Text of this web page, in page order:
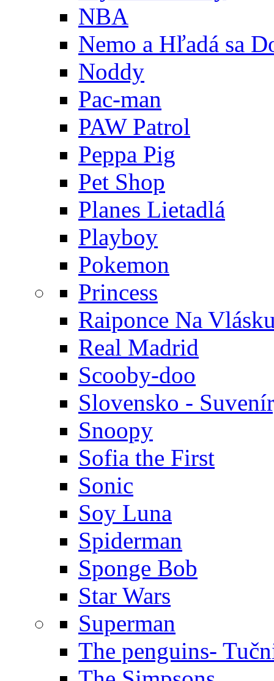
NBA
Nemo a Hľadá sa
Noddy
Pac-man
PAW Patrol
Peppa Pig
Pet Shop
Planes Lietadlá
Playboy
Pokemon
Princess
Raiponce Na
Real Madrid
Scooby-doo
Slovensko -
Snoopy
Sofia the First
Sonic
Soy Luna
Spiderman
Sponge Bob
Star Wars
Superman
The penguins-